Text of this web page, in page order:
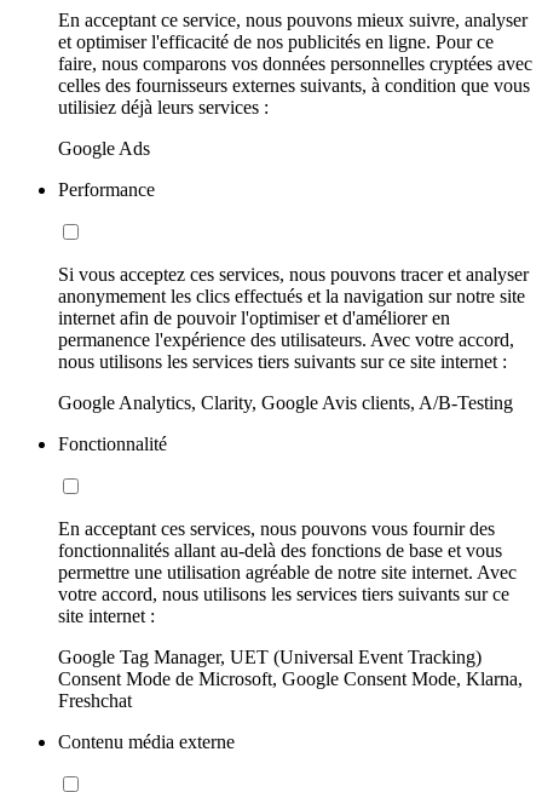
En acceptant ce service, nous pouvons mieux suivre, analyser
et optimiser l'efficacité de nos publicités en ligne. Pour ce
faire, nous comparons vos données personnelles cryptées avec
celles des fournisseurs externes suivants, à condition que vous
utilisiez déjà leurs services :
Google Ads
Performance
Si vous acceptez ces services, nous pouvons tracer et analyser
anonymement les clics effectués et la navigation sur notre site
internet afin de pouvoir l'optimiser et d'améliorer en
permanence l'expérience des utilisateurs. Avec votre accord,
nous utilisons les services tiers suivants sur ce site internet :
Google Analytics, Clarity, Google Avis clients, A/B-Testing
Fonctionnalité
En acceptant ces services, nous pouvons vous fournir des
fonctionnalités allant au-delà des fonctions de base et vous
permettre une utilisation agréable de notre site internet. Avec
votre accord, nous utilisons les services tiers suivants sur ce
site internet :
Google Tag Manager, UET (Universal Event Tracking)
Consent Mode de Microsoft, Google Consent Mode, Klarna,
Freshchat
Contenu média externe